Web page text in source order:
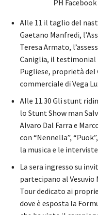
PH
Alle 11 il taglio del
Gaetano Manfredi,
Teresa Armato,
Caniglia, il testimonial
Pugliese, proprietà del
commerciale di Vega
Alle 11.30 Gli stunt
lo Stunt Show man
Alvaro Dal Farra e
con “Nennella”,
la musica e le
La sera ingresso su
partecipano al Vesuvio
Tour dedicato ai
dove è esposta la